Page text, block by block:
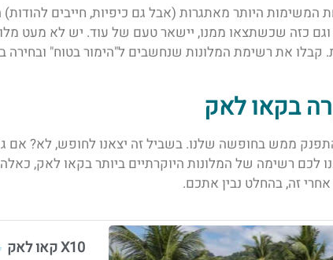
המשימות היותר מאתגרות (אבל גם כיפיות, חייבים
כזה שכשתצאו ממנו, יישאר טעם של עוד. יש לא מעט
קבלו את רשימת המלונות שנחשבים ל"הימור בטוח"
בקאו לאק
ממש בחופשה שלנו. בשביל זה יצאנו לחופש, לא?
לכם רשימה של המלונות היוקרתיים ביותר בקאו לאק,
זה, בהחלט נבין אתכם.
X10 קאו לאק